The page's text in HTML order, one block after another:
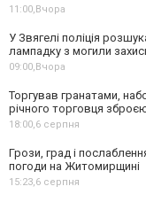
11:00,Вчора
У Звягелі поліція
лампадку з могили
09:00,Вчора
Торгував гранатами,
річного торговця
18:00,6 серпня
Грози, град і
погоди на Житомирщині
15:23,6 серпня